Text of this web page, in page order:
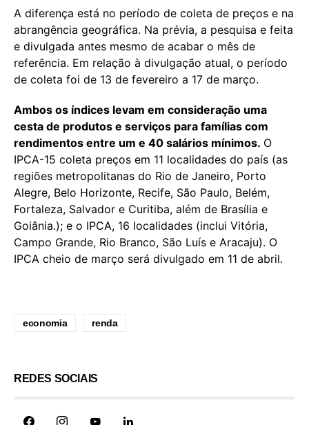
A diferença está no período de coleta de preços e na
abrangência geográfica. Na prévia, a pesquisa e feita
e divulgada antes mesmo de acabar o mês de
referência. Em relação à divulgação atual, o período
de coleta foi de 13 de fevereiro a 17 de março.
Ambos os índices levam em consideração uma
cesta de produtos e serviços para famílias com
rendimentos entre um e 40 salários mínimos. O
IPCA-15 coleta preços em 11 localidades do país (as
regiões metropolitanas do Rio de Janeiro, Porto
Alegre, Belo Horizonte, Recife, São Paulo, Belém,
Fortaleza, Salvador e Curitiba, além de Brasília e
Goiânia.); e o IPCA, 16 localidades (inclui Vitória,
Campo Grande, Rio Branco, São Luís e Aracaju). O
IPCA cheio de março será divulgado em 11 de abril.
economia renda
REDES SOCIAIS